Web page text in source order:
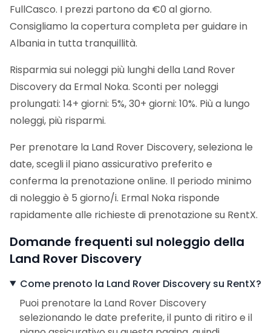
FullCasco. I prezzi partono da €0 al giorno.
Consigliamo la copertura completa per guidare in
Albania in tutta tranquillità.
Risparmia sui noleggi più lunghi della Land Rover
Discovery da Ermal Noka. Sconti per noleggi
prolungati: 14+ giorni: 5%, 30+ giorni: 10%. Più a lungo
noleggi, più risparmi.
Per prenotare la Land Rover Discovery, seleziona le
date, scegli il piano assicurativo preferito e
conferma la prenotazione online. Il periodo minimo
di noleggio è 5 giorno/i. Ermal Noka risponde
rapidamente alle richieste di prenotazione su RentX.
Domande frequenti sul noleggio della
Land Rover Discovery
Come prenoto la Land Rover Discovery su RentX?
Puoi prenotare la Land Rover Discovery
selezionando le date preferite, il punto di ritiro e il